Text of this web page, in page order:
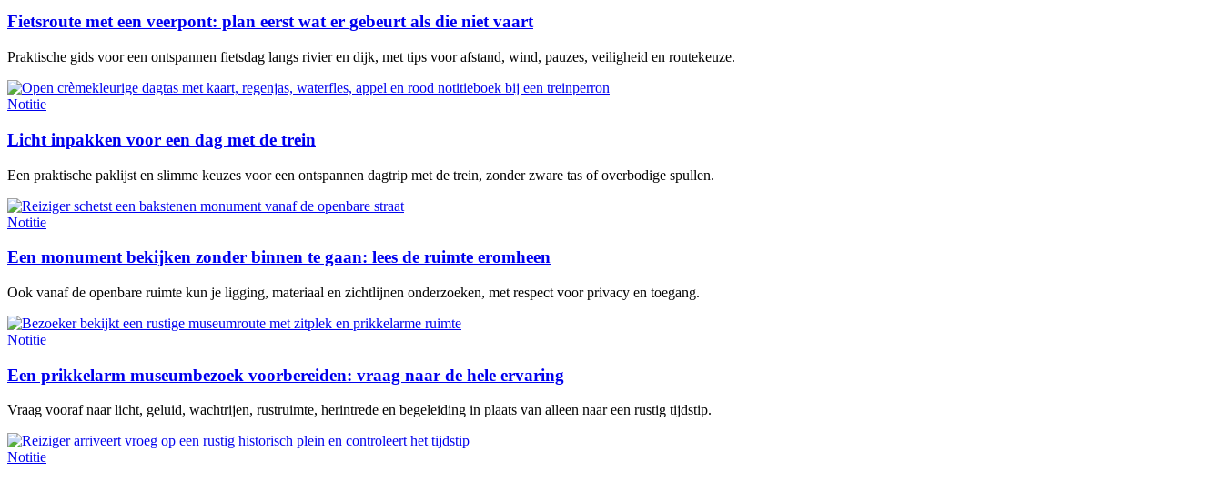
Fietsroute met een veerpont: plan eerst wat er gebeurt als die niet vaart
Praktische gids voor een ontspannen fietsdag langs rivier en dijk, met tips voor afstand, wind, pauzes, veiligheid en routekeuze.
Notitie
Licht inpakken voor een dag met de trein
Een praktische paklijst en slimme keuzes voor een ontspannen dagtrip met de trein, zonder zware tas of overbodige spullen.
Notitie
Een monument bekijken zonder binnen te gaan: lees de ruimte eromheen
Ook vanaf de openbare ruimte kun je ligging, materiaal en zichtlijnen onderzoeken, met respect voor privacy en toegang.
Notitie
Een prikkelarm museumbezoek voorbereiden: vraag naar de hele ervaring
Vraag vooraf naar licht, geluid, wachtrijen, rustruimte, herintrede en begeleiding in plaats van alleen naar een rustig tijdstip.
Notitie